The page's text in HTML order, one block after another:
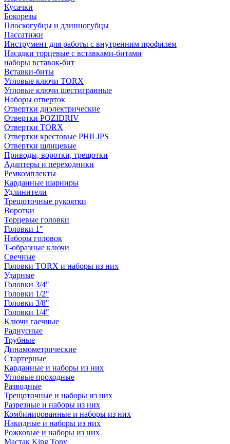
Кусачки
Бокорезы
Плоскогубцы и длинногубцы
Пассатижи
Инструмент для работы с внутренним профилем
Насадки торцевые с вставками-битами
наборы вставок-бит
Вставки-биты
Угловые ключи TORX
Угловые ключи шестигранные
Наборы отверток
Отвертки диэлектрические
Отвертки POZIDRIV
Отвертки TORX
Отвертки крестовые PHILIPS
Отвертки шлицевые
Приводы, воротки, трещотки
Адаптеры и переходники
Ремкомплекты
Карданные шарниры
Удлинители
Трещоточные рукоятки
Воротки
Торцевые головки
Головки 1"
Наборы головок
Т-образные ключи
Свечные
Головки TORX и наборы из них
Ударные
Головки 3/4"
Головки 1/2"
Головки 3/8"
Головки 1/4"
Ключи гаечные
Радиусные
Трубные
Динамометрические
Стартерные
Карданные и наборы из них
Угловые проходные
Разводные
Трещоточные и наборы из них
Разрезные и наборы из них
Комбинированные и наборы из них
Накидные и наборы из них
Рожковые и наборы из них
Мастак King Tony